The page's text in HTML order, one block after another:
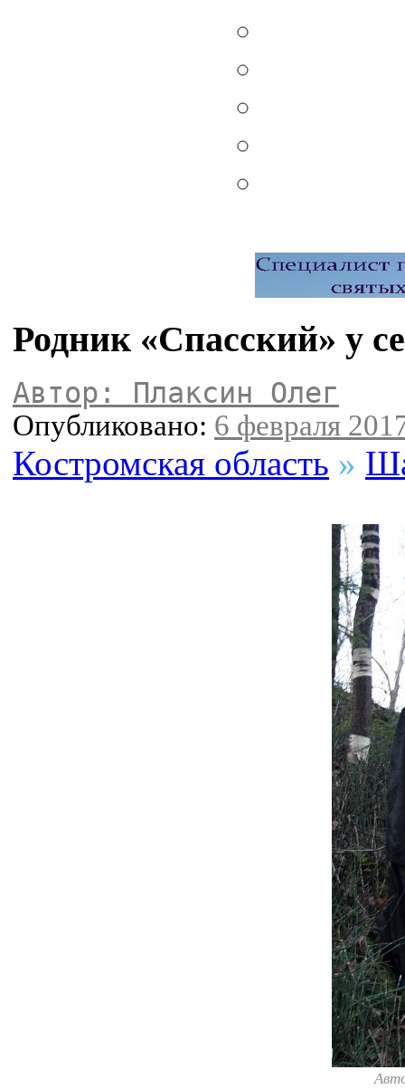
Родник «Спасский» у
Автор: Плаксин Олег
Опубликовано: 6 февраля
Костромская область »